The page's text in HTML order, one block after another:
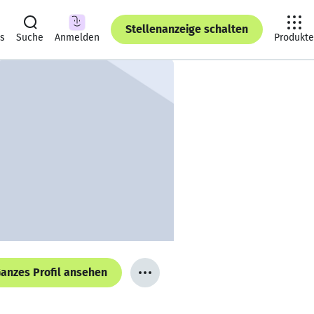
Suche Anmelden
Stellenanzeige schalten
Produkte
Profil ansehen